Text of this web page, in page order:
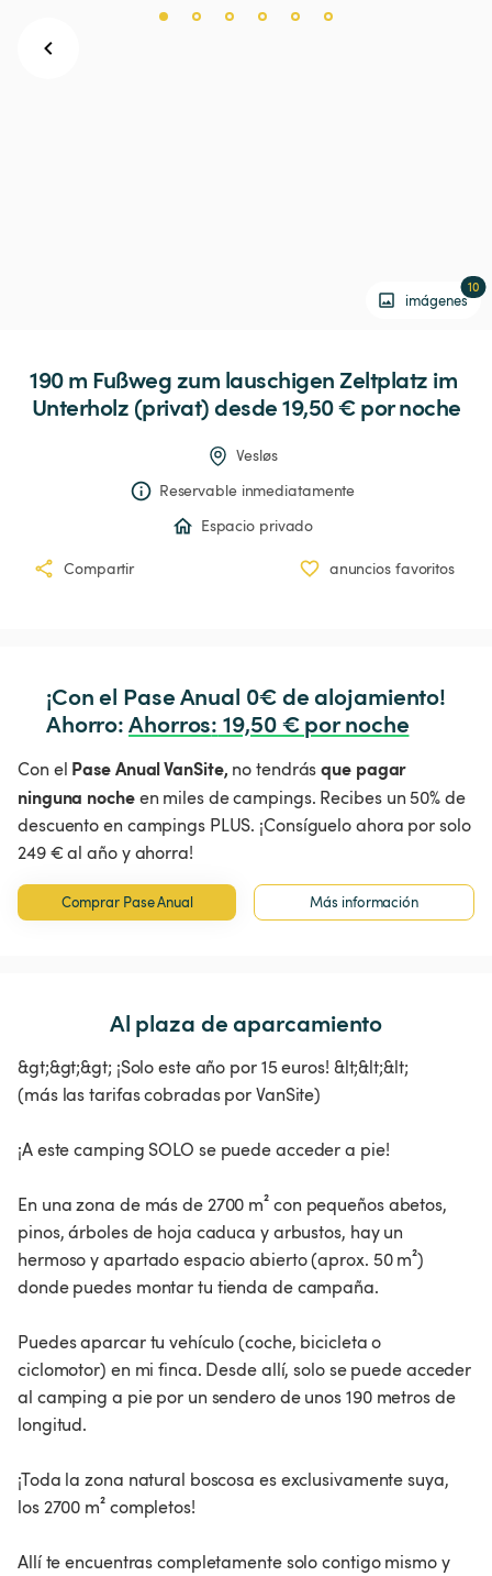
imágenes
10
190m Fußwegzum lauschigenZeltplatz im
Unterholz (privat) desde 19,50 € por noche
Vesløs
Reservable inmediatamente
Espacio privado
Compartir anuncios favoritos
¡Con el Pase Anual 0€ de alojamiento!
Ahorro: Ahorros: 19,50 € por noche
Con el Pase Anual VanSite, no tendrásque pagar
ninguna nocheen miles de campings. Recibes un 50% de
descuento en campings PLUS. ¡Consíguelo ahora por solo
249 € al año y ahorra!
Comprar Pase Anual Más información
Al plaza de aparcamiento
&gt;&gt;&gt; ¡Solo este año por 15 euros! &lt;&lt;&lt;
(más las tarifas cobradas por VanSite)
¡A este camping SOLO se puede acceder a pie!
En una zona de más de 2700 m² con pequeños abetos,
pinos, árboles de hoja caduca y arbustos, hay un
hermoso y apartado espacio abierto (aprox. 50 m²)
donde puedes montar tu tienda de campaña.
Puedes aparcar tu vehículo (coche, bicicleta o
ciclomotor) en mi finca. Desde allí, solo se puede acceder
al camping a pie por un sendero de unos 190 metros de
longitud.
¡Toda la zona natural boscosa es exclusivamente suya,
los 2700 m² completos!
Allí te encuentras completamente solo contigo mismo y